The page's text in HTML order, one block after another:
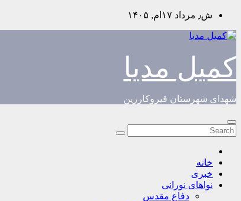
Skip
content
ش٫ مرداد ۱۷ام, ۱۴۰۵
کمیل مدیا
شهدای شهرستان قیروکارزین
خانه
خبری
نواهای نورانی
دفاع مقدس